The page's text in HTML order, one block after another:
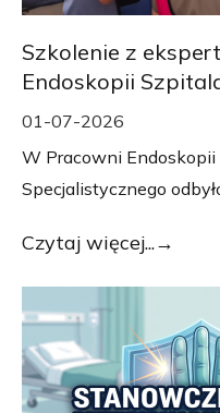
Szkolenie z
Endoskopii
01-07-2026
W Pracowni
Specjalistycznego
Czytaj więcej...